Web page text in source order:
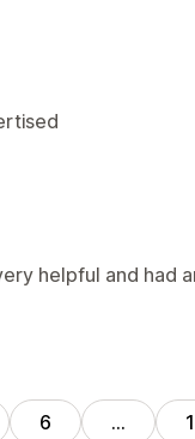
helpful and had
6 …